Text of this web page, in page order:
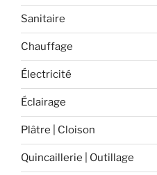
Sanitaire
Chauffage
Électricité
Éclairage
Plâtre | Cloison
Quincaillerie | Outillage